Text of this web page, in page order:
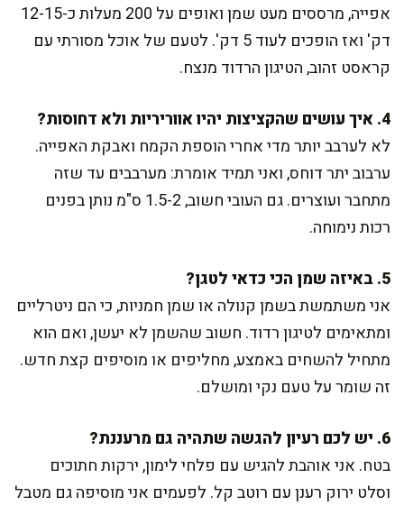
אפייה, מרססים מעט שמן ואופים על 200 מעלות כ-12-15
דק' ואז הופכים לעוד 5 דק'. לטעם של אוכל מסורתי עם
קראסט זהוב, הטיגון הרדוד מנצח.
4. איך עושים שהקציצות יהיו אווריריות ולא דחוסות?
לא לערבב יותר מדי אחרי הוספת הקמח ואבקת האפייה.
ערבוב יתר דוחס, ואני תמיד אומרת: מערבבים עד שזה
מתחבר ועוצרים. גם העובי חשוב, 1.5-2 ס"מ נותן בפנים
רכות נימוחה.
5. באיזה שמן הכי כדאי לטגן?
אני משתמשת בשמן קנולה או שמן חמניות, כי הם ניטרליים
ומתאימים לטיגון רדוד. חשוב שהשמן לא יעשן, ואם הוא
מתחיל להשחים באמצע, מחליפים או מוסיפים קצת חדש.
זה שומר על טעם נקי ומושלם.
6. יש לכם רעיון להגשה שתהיה גם מרעננת?
בטח. אני אוהבת להגיש עם פלחי לימון, ירקות חתוכים
וסלט ירוק רענן עם רוטב קל. לפעמים אני מוסיפה גם מטבל